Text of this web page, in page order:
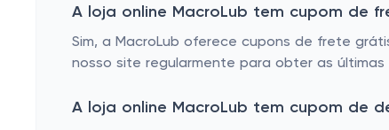
A loja online MacroLub tem cupom de
Sim, a MacroLub oferece cupons de frete
nosso site regularmente para obter as últimas
A loja online MacroLub tem cupom de